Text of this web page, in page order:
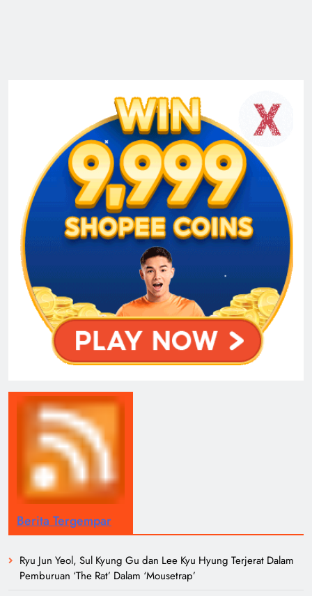
Berita Tergempar
Ryu Jun Yeol, Sul Kyung Gu dan Lee Kyu Hyung Terjerat Dalam
Pemburuan ‘The Rat’ Dalam ‘Mousetrap’